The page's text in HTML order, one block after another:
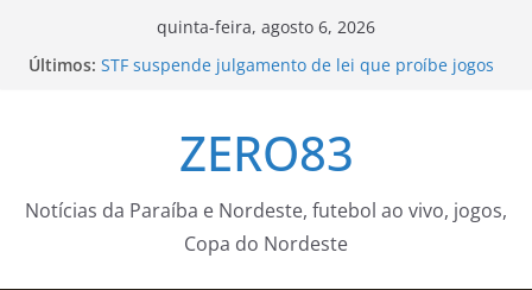
quinta-feira, agosto 6, 2026
Últimos: STF suspende julgamento de lei que proíbe jogos
Estância Turística Guaratinguetá
JUVRio abre 250 vagas para curso gratuito de
– Prefeitura da Cidade do Rio de Janeiro
Detran-MS disponibiliza serviços e atividades
educativas em feirão de veículos neste fim de
ZERO83
Notícias da Paraíba e Nordeste, futebol ao vivo, jogos,
Copa do Nordeste